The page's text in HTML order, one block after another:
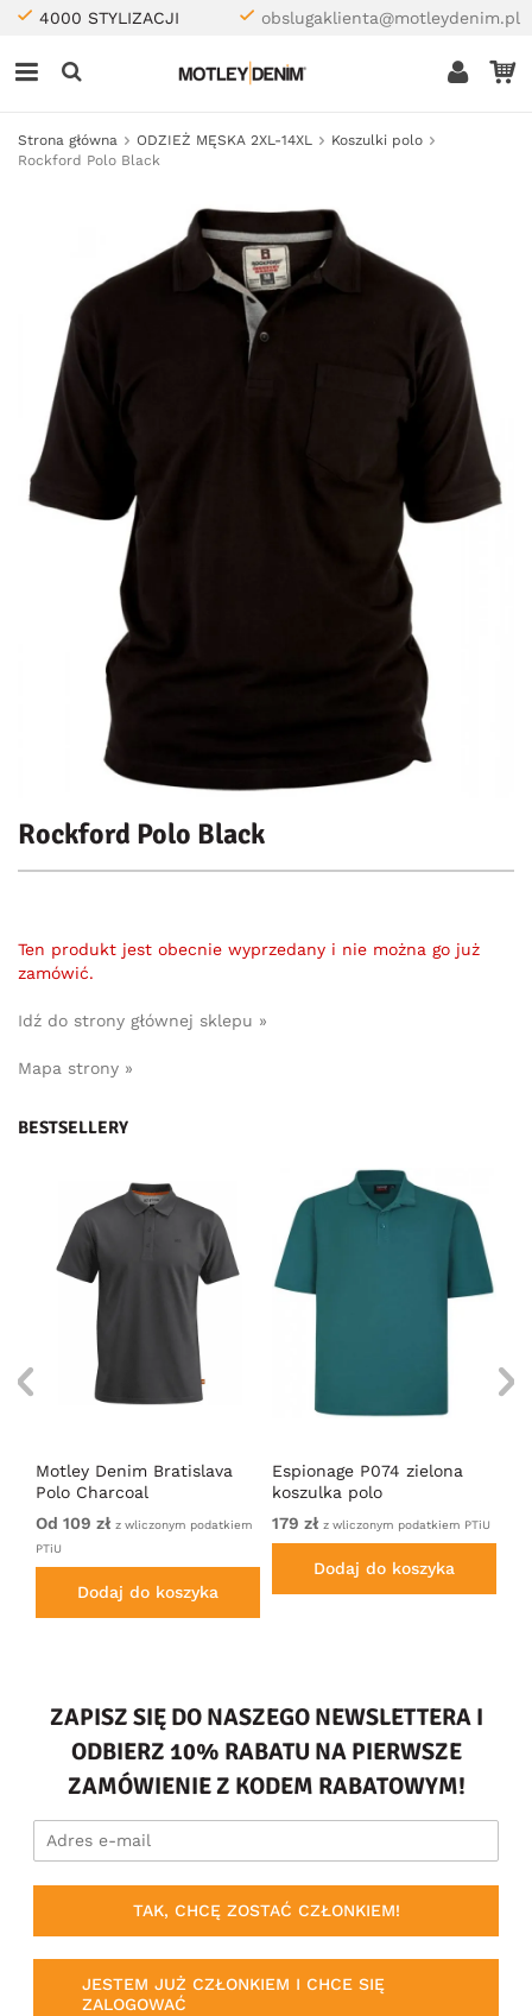
4000 STYLIZACJI obslugaklienta@motleydenim.pl
Strona główna ODZIEŻ MĘSKA 2XL-14XL
Koszulki polo
Rockford Polo Black
Rockford Polo Black
Ten produkt jest obecnie wyprzedany i nie można go już
zamówić.
Idź do strony głównej sklepu »
Mapa strony »
BESTSELLERY
Motley Denim Bratislava
Polo Charcoal
Od 109 zł z wliczonym podatkiem
PTiU
Dodaj do koszyka
Espionage P074 zielona
koszulka polo
179 zł z wliczonym podatkiem PTiU
Dodaj do koszyka
ZAPISZ SIĘ DO NASZEGO NEWSLETTERA I
ODBIERZ 10% RABATU NA PIERWSZE
ZAMÓWIENIE Z KODEM RABATOWYM!
TAK, CHCĘ ZOSTAĆ CZŁONKIEM!
JESTEM JUŻ CZŁONKIEM I CHCE SIĘ
ZALOGOWAĆ